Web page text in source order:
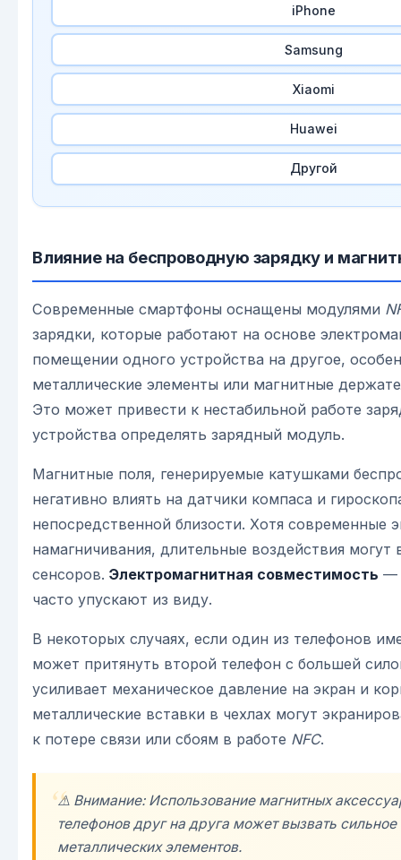
iPhone
Samsung
Xiaomi
Huawei
Другой
Влияние на беспроводную зарядку и
Современные смартфоны оснащены модулями
зарядки, которые работают на основе
помещении одного устройства на другое,
металлические элементы или магнитные
Это может привести к нестабильной работе
устройства определять зарядный модуль.
Магнитные поля, генерируемые катушками
негативно влиять на датчики компаса и
непосредственной близости. Хотя современные
намагничивания, длительные воздействия могут
сенсоров. Электромагнитная совместимость —
часто упускают из виду.
В некоторых случаях, если один из телефонов
может притянуть второй телефон с большей
усиливает механическое давление на экран и
металлические вставки в чехлах могут
к потере связи или сбоям в работе NFC.
⚠️ Внимание: Использование магнитных
телефонов друг на друга может вызвать сильное
металлических элементов.